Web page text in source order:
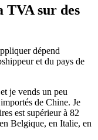
TVA sur des
dépend
et du pays de
je vends un peu
de Chine. Je
est supérieur à 82
Belgique, en Italie, en